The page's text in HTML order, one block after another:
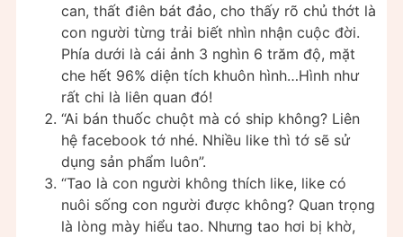
can, thất điên bát đảo, cho thấy rõ chủ thớt là
con người từng trải biết nhìn nhận cuộc đời.
Phía dưới là cái ảnh 3 nghìn 6 trăm độ, mặt
che hết 96% diện tích khuôn hình…Hình như
rất chi là liên quan đó!
“Ai bán thuốc chuột mà có ship không? Liên
hệ facebook tớ nhé. Nhiều like thì tớ sẽ sử
dụng sản phẩm luôn”.
“Tao là con người không thích like, like có
nuôi sống con người được không? Quan trọng
là lòng mày hiểu tao. Nhưng tao hơi bị khờ,